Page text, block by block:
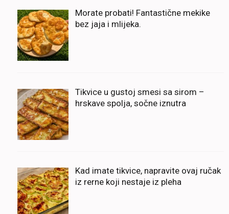
Morate probati! Fantastične mekike
bez jaja i mlijeka.
Tikvice u gustoj smesi sa sirom –
hrskave spolja, sočne iznutra
Kad imate tikvice, napravite ovaj ručak
iz rerne koji nestaje iz pleha